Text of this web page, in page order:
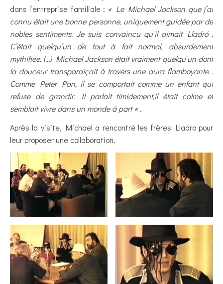
dans l’entreprise familiale : « Le Michael Jackson que j’ai
connu était une bonne personne, uniquement guidée par de
nobles sentiments. Je suis convaincu qu’il aimait Lladró .
C’était quelqu’un de tout à fait normal, absurdement
mythifiée. (…) Michael Jackson était vraiment quelqu’un dont
la douceur transparaiçait à travers une aura flamboyante .
Comme Peter Pan, il se comportait comme un enfant qui
refuse de grandir. Il parlait timidement,il était calme et
semblait vivre dans un monde à part « .
Après la visite, Michael a rencontré les frères Lladro pour
leur proposer une collaboration.